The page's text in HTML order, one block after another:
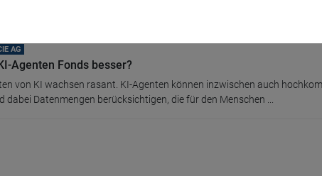
AG
Agenten Fonds besser?
von KI wachsen rasant. KI-Agenten können inzwischen auch
dabei Datenmengen berücksichtigen, die für den Menschen ...